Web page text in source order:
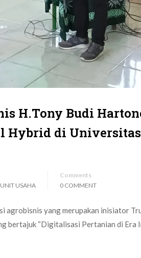
H.Tony Budi
Hybrid di
UNIT USAHA
Comments
0 COMMENT
yang merupakan inisiator
bertajuk “Digitalisasi Pertanian di Era